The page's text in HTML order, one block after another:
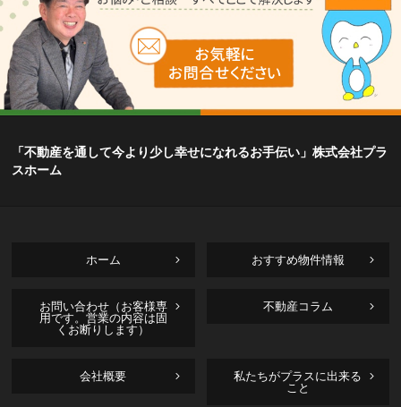
「不動産を通して今より少し幸せになれるお手伝い」株式会社プラ
スホーム
ホーム おすすめ物件情報
お問い合わせ（お客様専
用です。営業の内容は固
くお断りします）
不動産コラム
会社概要
私たちがプラスに出来る
こと